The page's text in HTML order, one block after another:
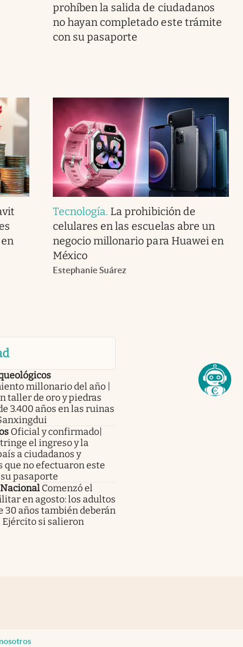
prohíben la salida de ciudadanos
no hayan completado este trámite
con su pasaporte
Tecnología. La prohibición de
celulares en las escuelas abre un
negocio millonario para Huawei en
México
Estephanie Suárez
millonario del año |
taller de oro y piedras
3.400 años en las ruinas
Oficial y confirmado|
el ingreso y la
a ciudadanos y
que no efectuaron este
pasaporte
Comenzó el
en agosto: los adultos
30 años también deberán
si salieron